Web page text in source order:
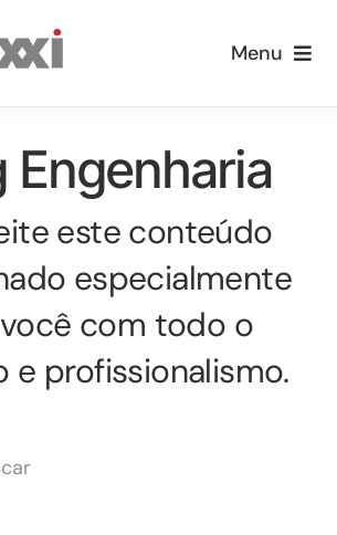
Menu
Especialidades
Loxxi Educa
Informativos
Blog
Engenharia
este conteúdo
especialmente
com todo o
e profissionalismo.